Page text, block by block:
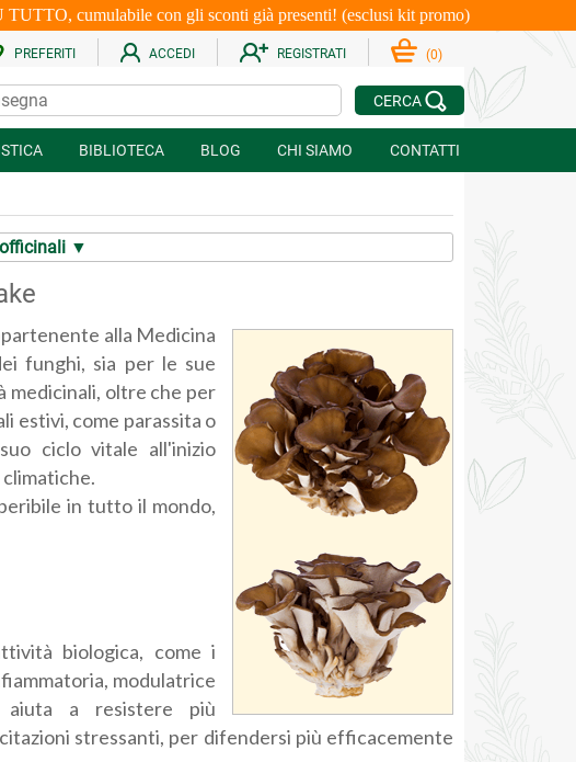
cumulabile con gli sconti già presenti! (esclusi kit promo)
PREFERITI ACCEDI REGISTRATI (0)
CERCA
BIBLIOTECA BLOG CHI SIAMO CONTATTI
▼
alla Medicina
funghi, sia per le sue
medicinali, oltre che per
estivi, come parassita o
ciclo vitale all'inizio
in tutto il mondo,
biologica, come i
modulatrice
a resistere più
stressanti, per difendersi più efficacemente